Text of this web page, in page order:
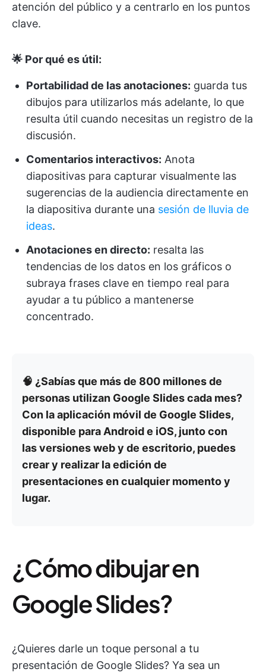
atención del público y a centrarlo en los puntos
clave.
🌟 Por qué es útil:
Portabilidad de las anotaciones: guarda tus
dibujos para utilizarlos más adelante, lo que
resulta útil cuando necesitas un registro de la
discusión.
Comentarios interactivos: Anota
diapositivas para capturar visualmente las
sugerencias de la audiencia directamente en
la diapositiva durante una sesión de lluvia de
ideas.
Anotaciones en directo: resalta las
tendencias de los datos en los gráficos o
subraya frases clave en tiempo real para
ayudar a tu público a mantenerse
concentrado.
🧠 ¿Sabías que más de 800 millones de
personas utilizan Google Slides cada mes?
Con la aplicación móvil de Google Slides,
disponible para Android e iOS, junto con
las versiones web y de escritorio, puedes
crear y realizar la edición de
presentaciones en cualquier momento y
lugar.
¿Cómo dibujar en
Google Slides?
¿Quieres darle un toque personal a tu
presentación de Google Slides? Ya sea un